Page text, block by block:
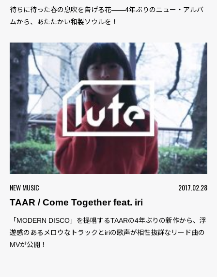
待ちに待った春の息吹を告げる花――4年ぶりのニュー・アルバ
ムから、あたたかい和製ソウルを！
NEW MUSIC
2017.02.28
TAAR / Come Together feat. iri
「MODERN DISCO」を提唱するTAARの4年ぶりの新作から、浮
遊感のあるメロウなトラックとiriの歌声が相性抜群なリード曲の
MVが公開！